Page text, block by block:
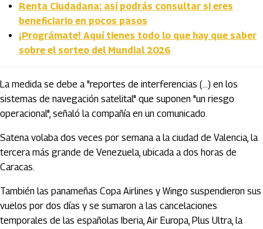
Renta Ciudadana: así podrás consultar si eres
beneficiario en pocos pasos
¡Prográmate! Aquí tienes todo lo que hay que saber
sobre el sorteo del Mundial 2026
La medida se debe a "reportes de interferencias (...) en los
sistemas de navegación satelital" que suponen "un riesgo
operacional", señaló la compañía en un comunicado.
Satena volaba dos veces por semana a la ciudad de Valencia, la
tercera más grande de Venezuela, ubicada a dos horas de
Caracas.
También las panameñas Copa Airlines y Wingo suspendieron sus
vuelos por dos días y se sumaron a las cancelaciones
temporales de las españolas Iberia, Air Europa, Plus Ultra, la